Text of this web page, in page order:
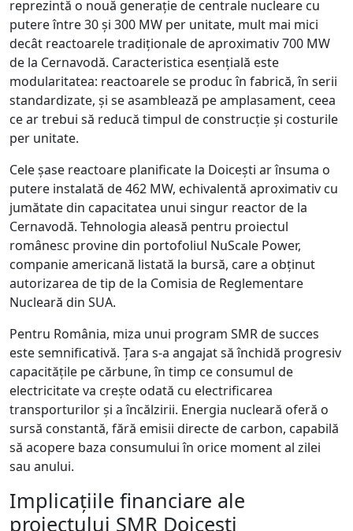
reprezintă o nouă generație de centrale nucleare cu
putere între 30 și 300 MW per unitate, mult mai mici
decât reactoarele tradiționale de aproximativ 700 MW
de la Cernavodă. Caracteristica esențială este
modularitatea: reactoarele se produc în fabrică, în serii
standardizate, și se asamblează pe amplasament, ceea
ce ar trebui să reducă timpul de construcție și costurile
per unitate.
Cele șase reactoare planificate la Doicești ar însuma o
putere instalată de 462 MW, echivalentă aproximativ cu
jumătate din capacitatea unui singur reactor de la
Cernavodă. Tehnologia aleasă pentru proiectul
românesc provine din portofoliul NuScale Power,
companie americană listată la bursă, care a obținut
autorizarea de tip de la Comisia de Reglementare
Nucleară din SUA.
Pentru România, miza unui program SMR de succes
este semnificativă. Țara s-a angajat să închidă progresiv
capacitățile pe cărbune, în timp ce consumul de
electricitate va crește odată cu electrificarea
transporturilor și a încălzirii. Energia nucleară oferă o
sursă constantă, fără emisii directe de carbon, capabilă
să acopere baza consumului în orice moment al zilei
sau anului.
Implicațiile financiare ale
proiectului SMR Doicești